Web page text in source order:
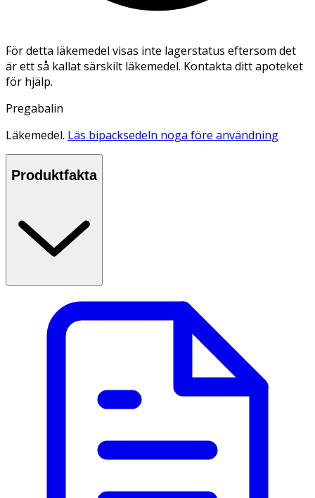
För detta läkemedel visas inte lagerstatus eftersom det
är ett så kallat särskilt läkemedel. Kontakta ditt apoteket
för hjälp.
Pregabalin
Läkemedel. Läs bipacksedeln noga före användning
Produktfakta